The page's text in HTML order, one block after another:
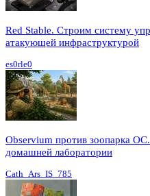
Red Stable. Строим систему
атакующей инфраструктурой
es0rle0
Observium против зоопарка
домашней лаборатории
Cath_Ars_IS_785